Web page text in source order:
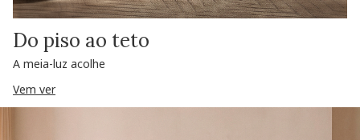
Do piso ao teto
A meia-luz acolhe
Vem ver